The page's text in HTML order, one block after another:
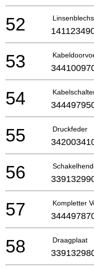
52
53
54
Druckfeder
55
56
Kompletter
57
Draagplaat
58